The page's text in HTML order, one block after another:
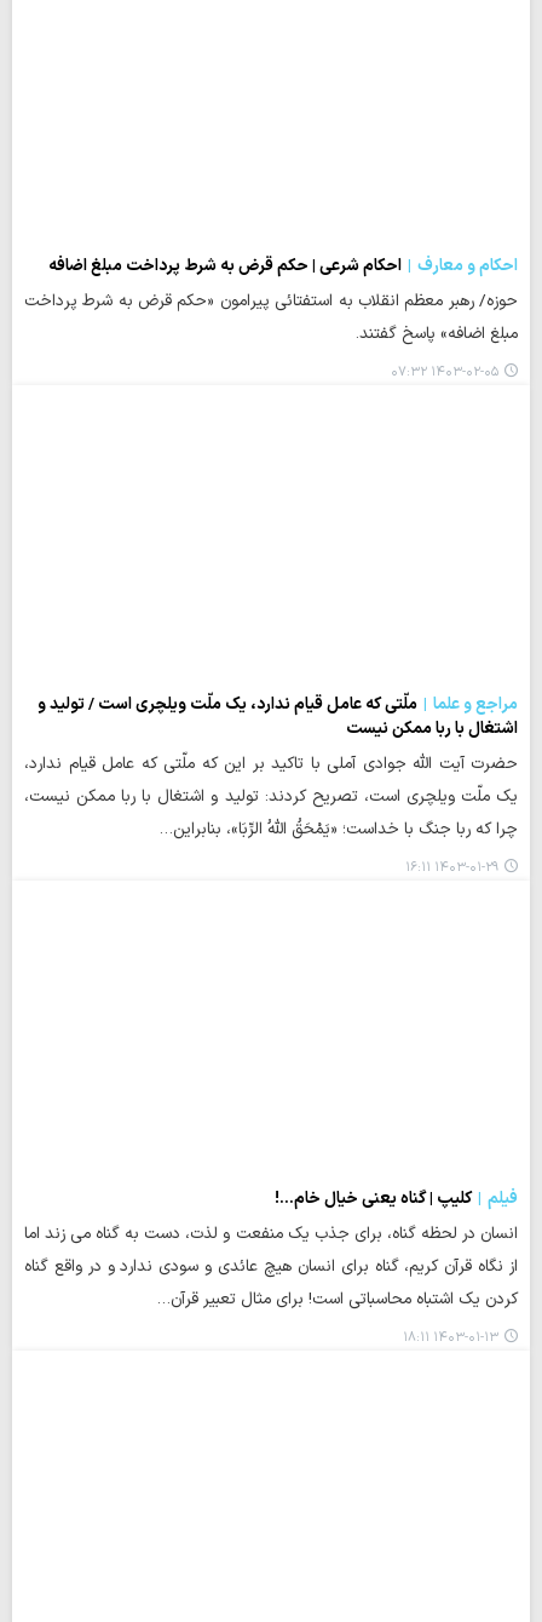
احکام و معارف
احکام شرعی | حکم قرض به شرط پرداخت مبلغ اضافه
حوزه/ رهبر معظم انقلاب به استفتائی پیرامون «حکم قرض به شرط پرداخت
مبلغ اضافه» پاسخ گفتند.
۱۴۰۳-۰۲-۰۵ ۰۷:۳۲
مراجع و علما
ملّتی که عامل قیام ندارد، یک ملّت ویلچری است / تولید و
اشتغال با ربا ممکن نیست
حضرت آیت الله جوادی آملی با تاکید بر این که ملّتی که عامل قیام ندارد،
یک ملّت ویلچری است، تصریح کردند: تولید و اشتغال با ربا ممکن نیست،
چرا که ربا جنگ با خداست؛ «یَمْحَقُ اللَّهُ الرِّبَا»، بنابراین…
۱۴۰۳-۰۱-۲۹ ۱۶:۱۱
فیلم
کلیپ | گناه یعنی خیال خام...!
انسان در لحظه گناه، برای جذب یک منفعت و لذت، دست به گناه می زند اما
از نگاه قرآن کریم، گناه برای انسان هیچ عائدی و سودی ندارد و در واقع گناه
کردن یک اشتباه محاسباتی است! برای مثال تعبیر قرآن…
۱۴۰۳-۰۱-۱۳ ۱۸:۱۱